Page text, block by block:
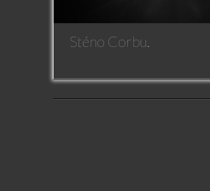
Sténo Corbu.